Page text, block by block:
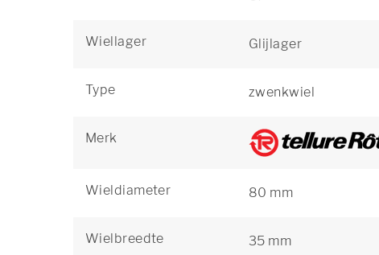
Wiellager Glijlager
Type zwenkwiel
Merk
Wieldiameter 80 mm
Wielbreedte 35 mm